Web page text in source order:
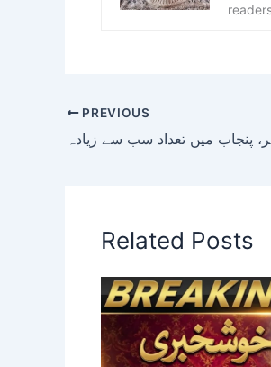
PREVIOUS
Related Posts